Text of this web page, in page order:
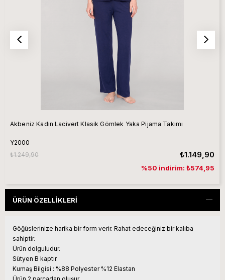
Akbeniz Kadın Lacivert Klasik Gömlek Yaka Pijama Takımı
Y2000
₺1.149,90
₺1.249,90
%50 indirim: ₺574,95
ÜRÜN ÖZELLIKLERI
Göğüslerinize harika bir form verir. Rahat edeceğiniz bir kalıba
sahiptir.
Ürün dolguludur.
Sütyen B kaptır.
Kumaş Bilgisi : %88 Polyester %12 Elastan